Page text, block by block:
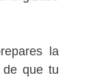
la
de que tu